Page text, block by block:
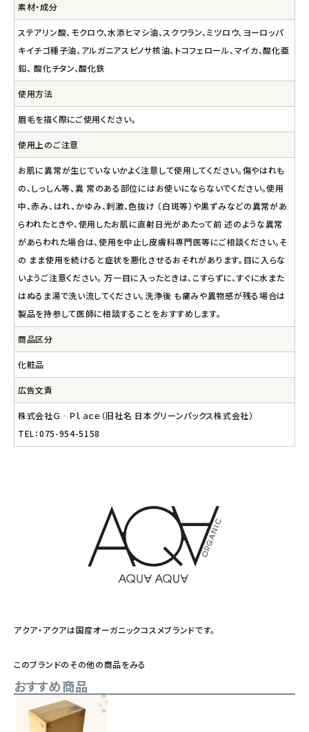
素材・成分
ステアリン酸、モクロウ、水添ヒマシ油、スクワラン、ミツロウ、ヨーロッパ
キイチゴ種子油、アルガニアスピノサ核油、トコフェロール、マイカ、酸化亜
鉛、 酸化チタン、酸化鉄
使用方法
眉毛を描く際にご使用ください。
使用上のご注意
お肌に異常が生じていないかよく注意して使用してください。傷やはれも
の、しっしん等、異 常のある部位にはお使いにならないでください。使用
中、赤み、はれ、かゆみ、刺激、色抜け （白斑等）や黒ずみなどの異常があ
らわれたときや、使用したお肌に直射日光があたって前 述のような異常
があらわれた場合は、使用を中止し皮膚科専門医等にご相談ください。そ
の まま使用を続けると症状を悪化させるおそれがあります。目に入らな
いようご注意ください。 万一目に入ったときは、こすらずに、すぐに水また
はぬるま湯で洗い流してください。洗浄後 も痛みや異物感が残る場合は
製品を持参して医師に相談することをおすすめします。
商品区分
化粧品
広告文責
株式会社Ｇ‐Ｐｌａｃｅ（旧社名 日本グリーンパックス株式会社）
TEL：075-954-5158
アクア・アクアは国産オーガニックコスメブランドです。
このブランドのその他の商品をみる
おすすめ商品